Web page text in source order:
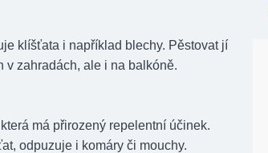
klíšťata i například blechy. Pěstovat jí
v zahradách, ale i na balkóně.
má přirozený repelentní účinek.
odpuzuje i komáry či mouchy.